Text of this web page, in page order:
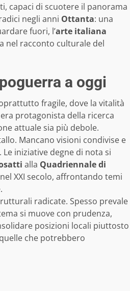
capaci di scuotere il panorama
negli anni Ottanta: una
fuori, l’arte italiana
nel racconto culturale del
a oggi
fragile, dove la vitalità
era protagonista della ricerca
attuale sia più debole.
Mancano visioni condivise e
iniziative degne di nota si
alla Quadriennale di
nel XXI secolo, affrontando temi
radicate. Spesso prevale
si muove con prudenza,
posizioni locali piuttosto
che potrebbero